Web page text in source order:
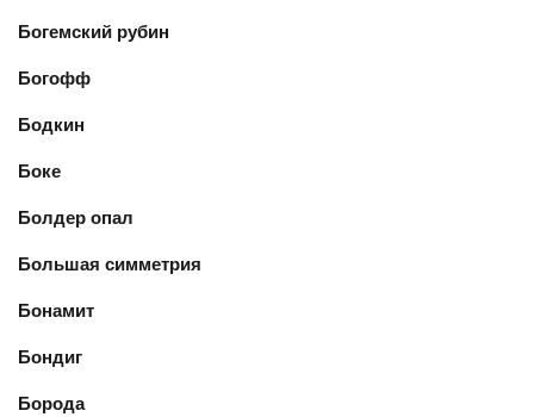
Богемский рубин
Богофф
Бодкин
Боке
Болдер опал
Большая симметрия
Бонамит
Бондиг
Борода